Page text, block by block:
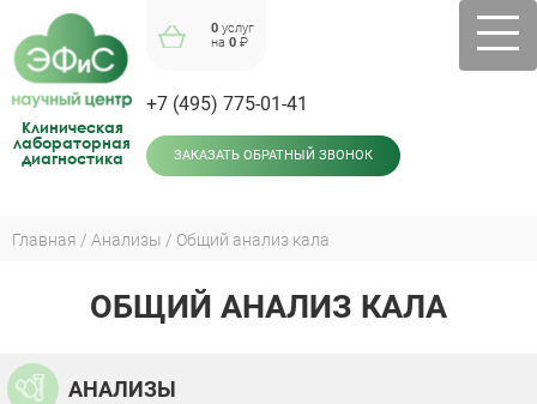
navigation
Клиническая
лабораторная
диагностика
0 услуг
на0 ₽
+7 (495) 775-01-41
ЗАКАЗАТЬ ОБРАТНЫЙ ЗВОНОК
Главная Анализы Общий анализ кала
ОБЩИЙ АНАЛИЗ КАЛА
АНАЛИЗЫ